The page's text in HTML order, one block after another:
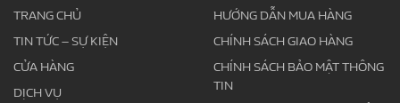
TRANG CHỦ
TIN TỨC – SỰ KIỆN
CỬA HÀNG
DỊCH VỤ
HƯỚNG DẪN MUA HÀNG
CHÍNH SÁCH GIAO HÀNG
CHÍNH SÁCH BẢO MẬT THÔNG
TIN